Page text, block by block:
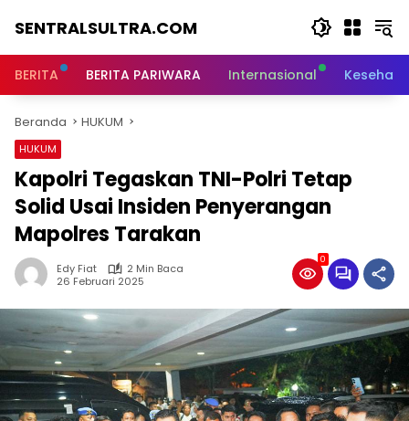
SENTRALSULTRA.COM
BERITA BERITA PARIWARA Internasional
Beranda HUKUM
HUKUM
Kapolri Tegaskan TNI-Polri Tetap
Solid Usai Insiden Penyerangan
Mapolres Tarakan
Edy Fiat
2 Min Baca
26 Februari 2025
0